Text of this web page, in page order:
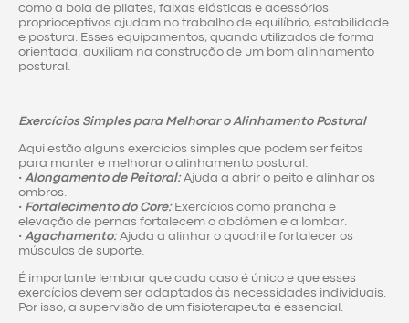
como a bola de pilates, faixas elásticas e acessórios
proprioceptivos ajudam no trabalho de equilíbrio, estabilidade
e postura. Esses equipamentos, quando utilizados de forma
orientada, auxiliam na construção de um bom alinhamento
postural.
Exercícios Simples para Melhorar o Alinhamento Postural
Aqui estão alguns exercícios simples que podem ser feitos
para manter e melhorar o alinhamento postural:
• Alongamento de Peitoral:Ajuda a abrir o peito e alinhar os
ombros.
• Fortalecimento do Core: Exercícios como prancha e
elevação de pernas fortalecem o abdômen e a lombar.
• Agachamento:Ajuda a alinhar o quadril e fortalecer os
músculos de suporte.
É importante lembrar que cada caso é único e que esses
exercícios devem ser adaptados às necessidades individuais.
Por isso, a supervisão de um fisioterapeuta é essencial.